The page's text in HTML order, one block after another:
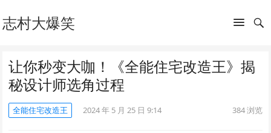
志村大爆笑
让你秒变大咖！《全能住宅改造王》揭
秘设计师选角过程
全能住宅改造王 2024 年 5 月 25 日 9:14 384浏览